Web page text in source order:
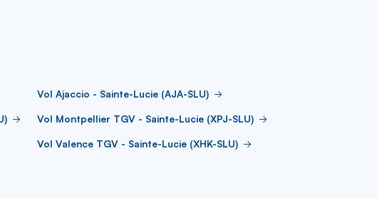
Vol Ajaccio - Sainte-Lucie (AJA-SLU)
Vol Montpellier TGV - Sainte-Lucie (XPJ-SLU)
Vol Valence TGV - Sainte-Lucie (XHK-SLU)